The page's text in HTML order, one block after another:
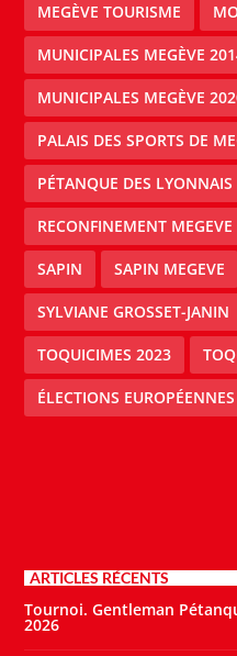
MEGÈVE TOURISME
MUNICIPALES MEGÈVE
MUNICIPALES MEGÈVE
PALAIS DES SPORTS DE
PÉTANQUE DES LYONNAIS
RECONFINEMENT MEGEVE
SAPIN SAPIN MEGEVE
SYLVIANE GROSSET-JANIN
TOQUICIMES 2023
ÉLECTIONS
ARTICLES RÉCENTS
Tournoi. Gentleman
2026